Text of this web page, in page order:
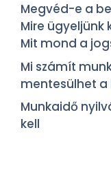
Megvéd-e a
Mire ügyeljünk
Mit mond a
Mi számít
mentesülhet
Munkaidő
kell